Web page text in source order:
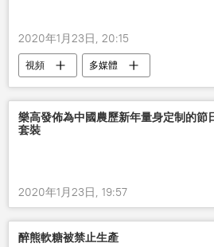
2020年1月23日, 20:15
視頻 多媒體
樂高發佈為中國農歷新年量身定制的節
套裝
2020年1月23日, 19:57
醉熊軟糖被禁止生產